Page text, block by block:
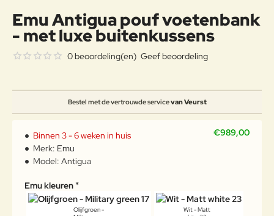
Emu Antigua pouf voetenbank
- met luxe buitenkussens
Bestel met de vertrouwde servicevan Veurst
0 beoordeling(en) Geef beoordeling
€989,00
Binnen 3 - 6 weken in huis
Merk: Emu
Model: Antigua
Emu kleuren
Olijfgroen -
Wit - Matt